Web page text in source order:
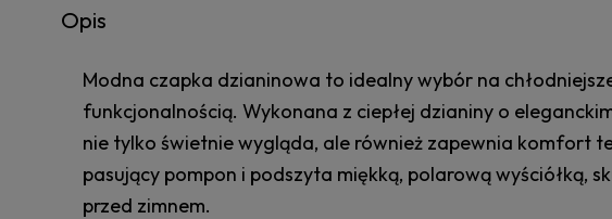
Opis
Modna czapka dzianinowa to idealny wybór na
funkcjonalnością. Wykonana z ciepłej dzianiny o
nie tylko świetnie wygląda, ale również zapewnia komfort
pasujący pompon i podszyta miękką, polarową wyściółką,
przed zimnem.